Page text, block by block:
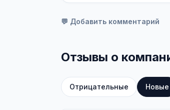
💬 Добавить комментарий
Отзывы о
Отрицательные Новые